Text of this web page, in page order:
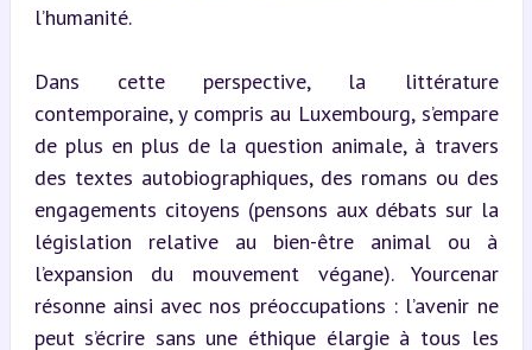
l’humanité.
Dans cette perspective, la littérature
contemporaine, y compris au Luxembourg, s’empare
de plus en plus de la question animale, à travers
des textes autobiographiques, des romans ou des
engagements citoyens (pensons aux débats sur la
législation relative au bien-être animal ou à
l’expansion du mouvement végane). Yourcenar
résonne ainsi avec nos préoccupations : l’avenir ne
peut s’écrire sans une éthique élargie à tous les